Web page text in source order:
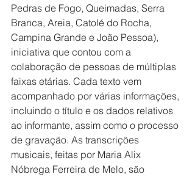
Pedras de Fogo, Queimadas, Serra
Branca, Areia, Catolé do Rocha,
Campina Grande e João Pessoa),
iniciativa que contou com a
colaboração de pessoas de múltiplas
faixas etárias. Cada texto vem
acompanhado por várias informações,
incluindo o título e os dados relativos
ao informante, assim como o processo
de gravação. As transcrições
musicais, feitas por Maria Alix
Nóbrega Ferreira de Melo, são